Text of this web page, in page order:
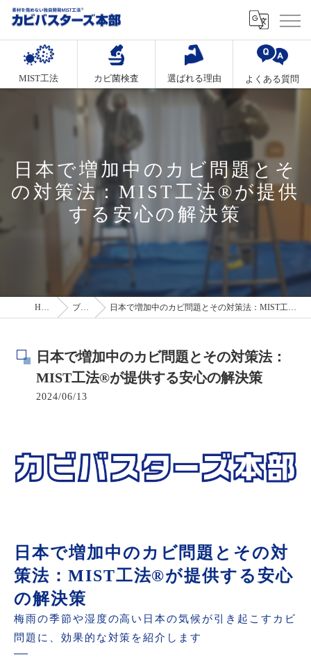
MIST工法 カビ菌検査 選ばれる理由 よくある質問
日本で増加中のカビ問題とそ
の対策法：MIST工法®が提供
する安心の解決策
HOME ブログ 日本で増加中のカビ問題とその対策法：MIST工法®が提供する安心の解決策
日本で増加中のカビ問題とその対策法：
MIST工法®が提供する安心の解決策
2024/06/13
日本で増加中のカビ問題とその対
策法：MIST工法®が提供する安心
の解決策
梅雨の季節や湿度の高い日本の気候が引き起こすカビ
問題に、効果的な対策を紹介します